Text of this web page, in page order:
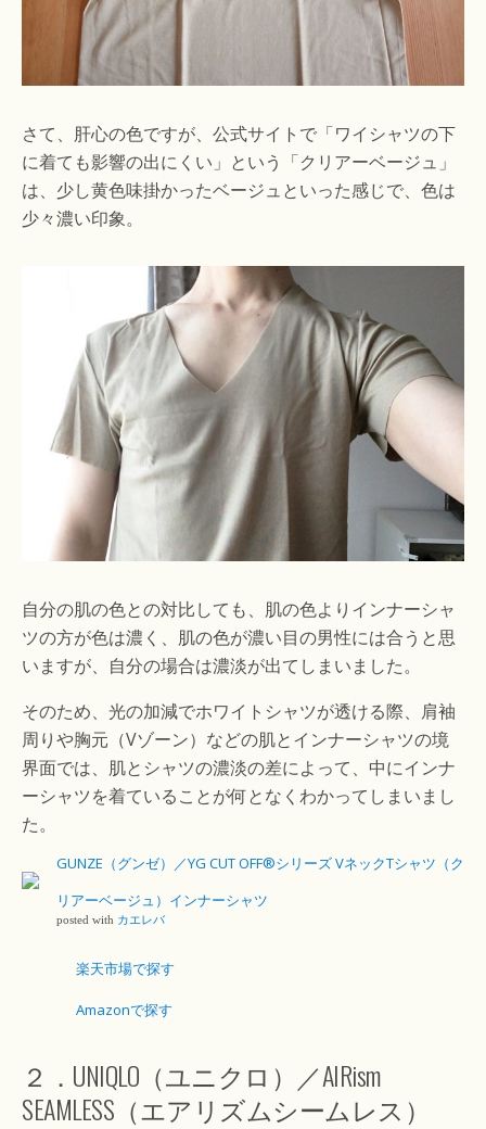
さて、肝心の色ですが、公式サイトで「ワイシャツの下
に着ても影響の出にくい」という「クリアーベージュ」
は、少し黄色味掛かったベージュといった感じで、色は
少々濃い印象。
自分の肌の色との対比しても、肌の色よりインナーシャ
ツの方が色は濃く、肌の色が濃い目の男性には合うと思
いますが、自分の場合は濃淡が出てしまいました。
そのため、光の加減でホワイトシャツが透ける際、肩袖
周りや胸元（Vゾーン）などの肌とインナーシャツの境
界面では、肌とシャツの濃淡の差によって、中にインナ
ーシャツを着ていることが何となくわかってしまいまし
た。
GUNZE（グンゼ）／YG CUT OFF®シリーズ VネックTシャツ（ク
リアーベージュ）インナーシャツ
posted with カエレバ
楽天市場で探す
Amazonで探す
２．UNIQLO（ユニクロ）／AIRism
SEAMLESS（エアリズムシームレス）